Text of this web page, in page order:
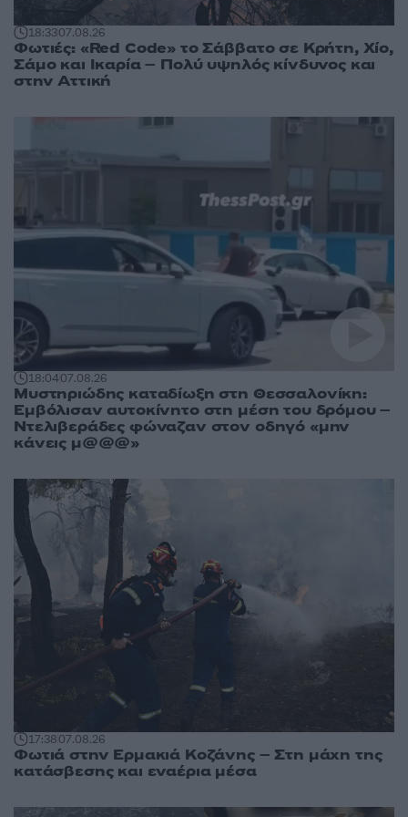
18:3307.08.26
Φωτιές: «Red Code» το Σάββατο σε Κρήτη, Χίο,
Σάμο και Ικαρία – Πολύ υψηλός κίνδυνος και
στην Αττική
18:0407.08.26
Μυστηριώδης καταδίωξη στη Θεσσαλονίκη:
Εμβόλισαν αυτοκίνητο στη μέση του δρόμου –
Ντελιβεράδες φώναζαν στον οδηγό «μην
κάνεις μ@@@»
17:3807.08.26
Φωτιά στην Ερμακιά Κοζάνης – Στη μάχη της
κατάσβεσης και εναέρια μέσα